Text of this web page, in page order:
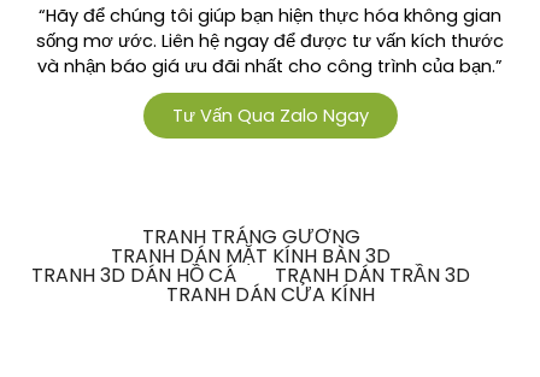
“Hãy để chúng tôi giúp bạn hiện thực hóa không gian
sống mơ ước. Liên hệ ngay để được tư vấn kích thước
và nhận báo giá ưu đãi nhất cho công trình của bạn.”
Tư Vấn Qua Zalo Ngay
TRANH TRÁNG GƯƠNG
TRANH DÁN MẶT KÍNH BÀN 3D
TRANH 3D DÁN HỒ CÁ TRANH DÁN TRẦN 3D
TRANH DÁN CỬA KÍNH